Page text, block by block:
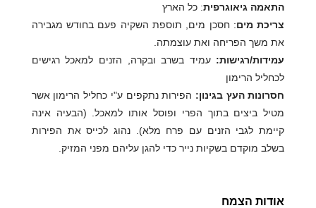
התאמה גיאוגרפית: כל הארץ
צריכת מים: חסכן מים, תוספת השקיה פעם בחודש מגבירה
את משך הפריחה ואת עוצמתה.
עמידות/רגישות: עמיד בשרב ובקרה, הזנים למאכל רגישים
לכחליל הרימון
חסרונות העץ בגינון: הפירות נתקפים ע"י כחליל הרימון אשר
מטיל ביצים בתוך הפרי ופוסל אותו למאכל. (הבעיה אינה
קיימת לגבי הזנים עם פרח מלא). נהוג לכייס את הפירות
בשלב מוקדם בשקיות נייר כדי להגן עליהם מפני המזיק.
אודות הצמח